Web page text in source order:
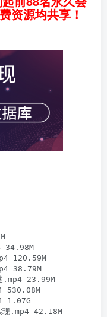
资源均共享！
34.98M
120.59M
38.79M
23.99M
530.08M
1.07G
.mp4 42.18M